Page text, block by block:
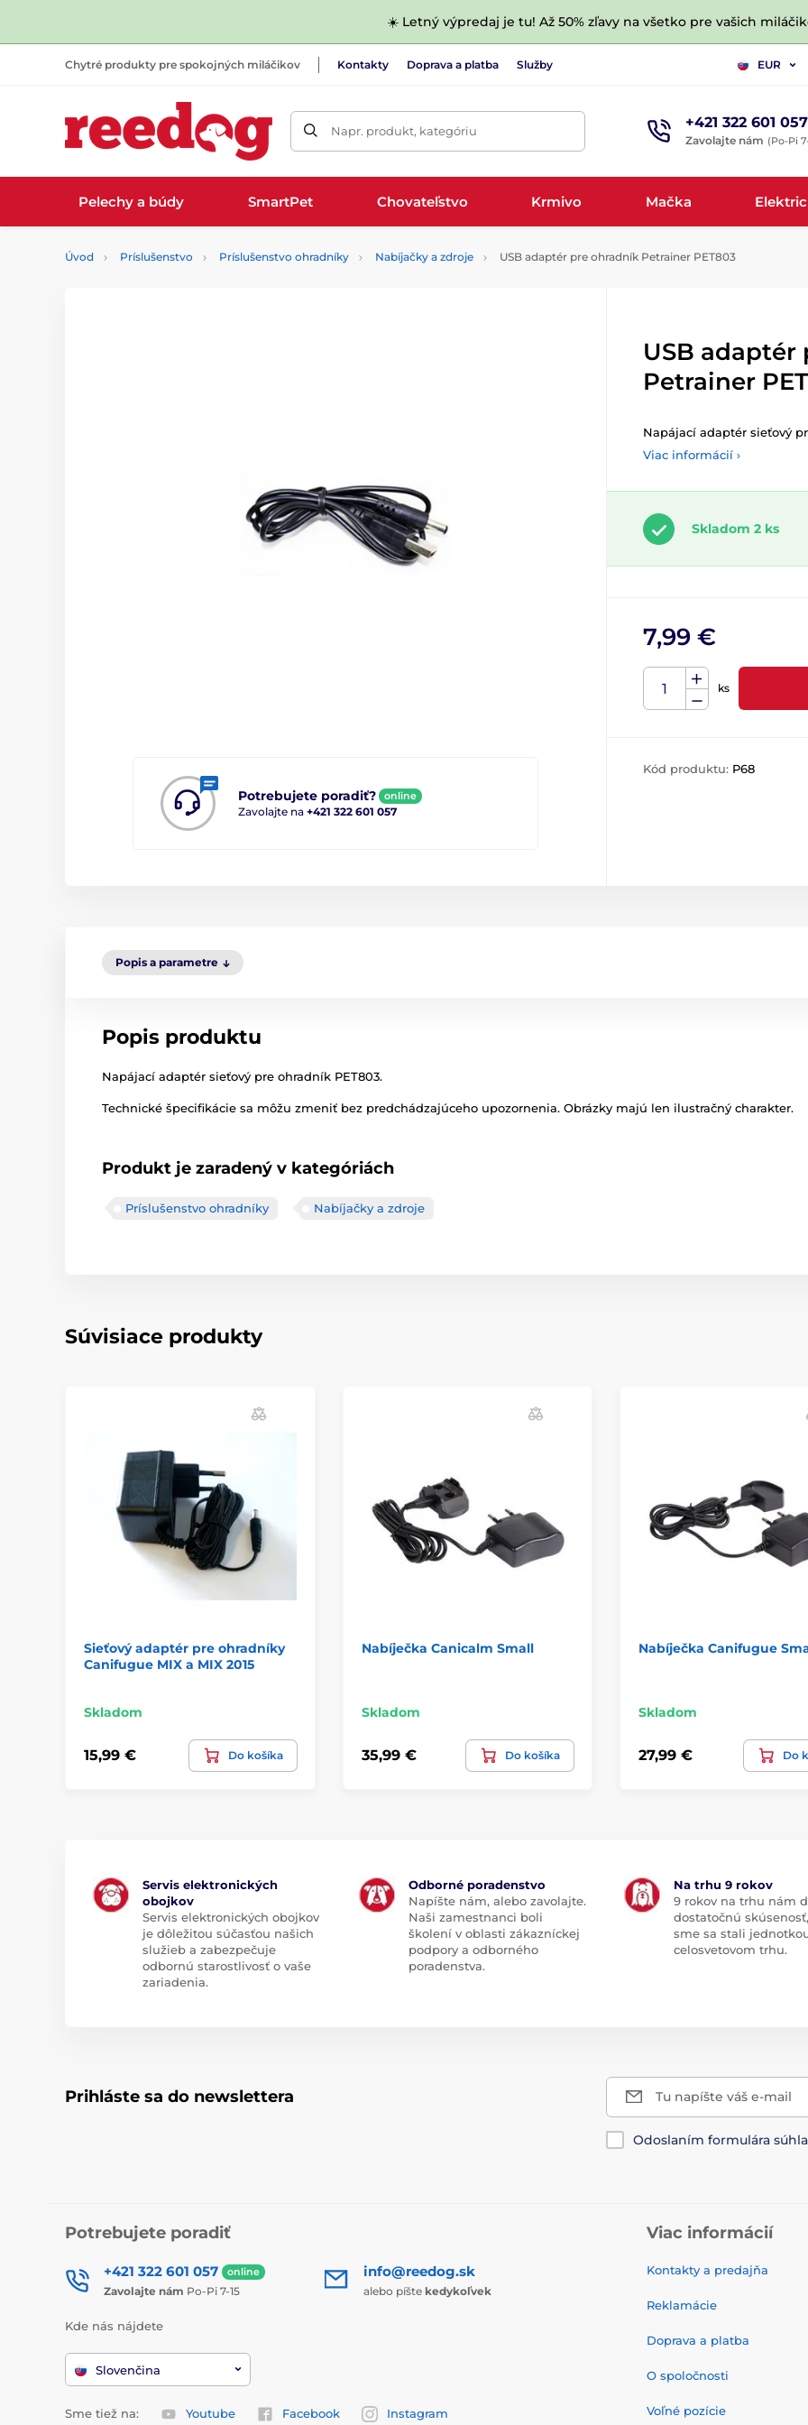
☀️ Letný výpredaj je tu! Až 50% zľavy na všetko pre vašich
Chytré produkty pre spokojných miláčikov Kontakty Doprava a platba Služby EUR
Napr. produkt, kategóriu +421 322 601 057
Zavolajte nám (Po-Pi
Pelechy a búdy SmartPet Chovateľstvo Krmivo Mačka
Úvod Príslušenstvo Príslušenstvo ohradníky Nabíjačky a zdroje USB adaptér pre ohradník Petrainer PET803
Potrebujete poradiť? online
Zavolajte na +421 322 601 057
USB
Petrainer
Napájací adaptér sieťový
Viac informácií ›
Skladom 2 ks
7,99 €
ks
Kód produktu: P68
Popis a parametre
Popis produktu
Napájací adaptér sieťový pre ohradník PET803.
Technické špecifikácie sa môžu zmeniť bez predchádzajúceho upozornenia. Obrázky majú len ilustračný charakter.
Produkt je zaradený v kategóriách
Príslušenstvo ohradníky Nabíjačky a zdroje
Súvisiace produkty
Sieťový adaptér pre ohradníky
Canifugue MIX a MIX 2015
Skladom
15,99 € Do košíka
Nabíječka Canicalm Small
Skladom
35,99 € Do košíka
Nabíječka Canifugue
Skladom
27,99 € Do
Servis elektronických
obojkov
Servis elektronických obojkov
je dôležitou súčasťou našich
služieb a zabezpečuje
odbornú starostlivosť o vaše
zariadenia.
Odborné poradenstvo
Napíšte nám, alebo zavolajte.
Naši zamestnanci boli
školení v oblasti zákazníckej
podpory a odborného
poradenstva.
Na trhu 9 rokov
9 rokov na trhu nám
dostatočnú
sme sa stali
celosvetovom trhu.
Prihláste sa do newslettera Tu napíšte váš e-mail
Odoslaním formulára
Potrebujete poradiť
+421 322 601 057 online
Zavolajte nám Po-Pi 7-15
info@reedog.sk
alebo píšte kedykoľvek
Kde nás nájdete
Slovenčina
Sme tiež na: Youtube Facebook Instagram
Viac informácií
Kontakty a predajňa
Reklamácie
Doprava a platba
O spoločnosti
Voľné pozície